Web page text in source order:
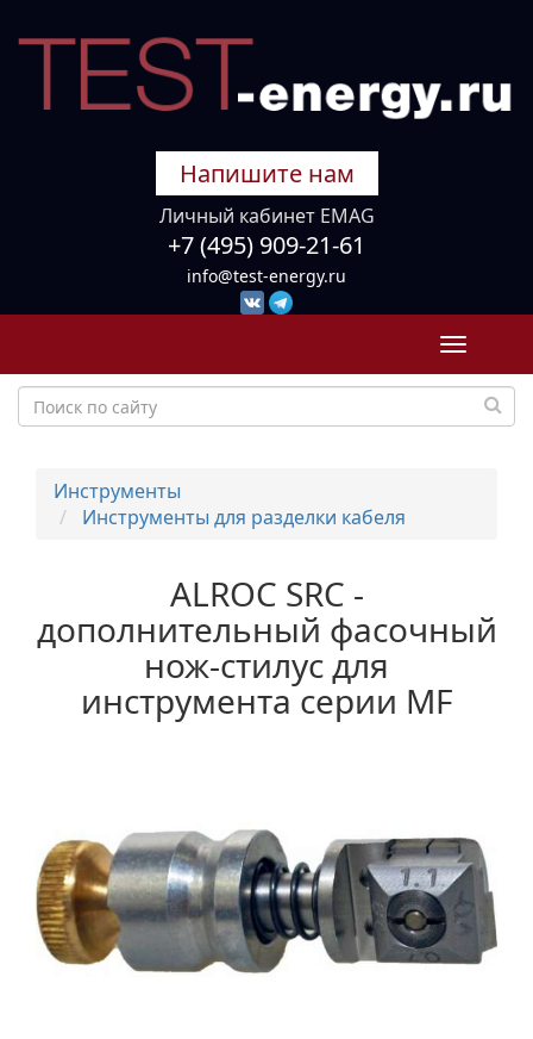
Напишите нам
Личный кабинет EMAG
+7 (495) 909-21-61
info@test-energy.ru
Toggle
Инструменты
Инструменты для разделки кабеля
ALROC SRC -
дополнительный фасочный
нож-стилус для
инструмента серии MF